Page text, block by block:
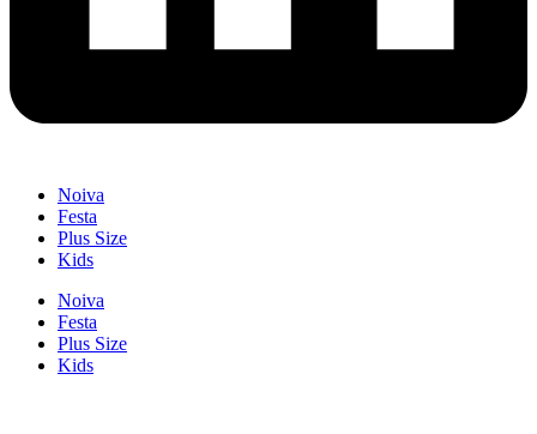
Noiva
Festa
Plus Size
Kids
Noiva
Festa
Plus Size
Kids